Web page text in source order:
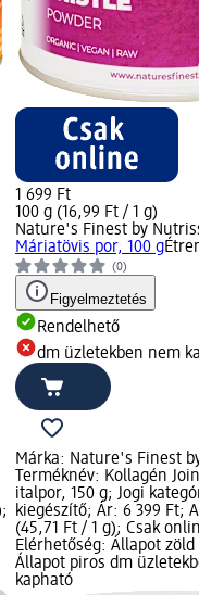
1 699 Ft
100 g (16,99 Ft / 1 g)
Nature's Finest by
Máriatövis por, 100 g
(0)
Figyelmeztetés
Rendelhető
dm üzletekben nem
Márka: Nature's Finest
Terméknév: Kollagén
italpor, 150 g; Jogi
kiegészítő; Ár: 6 399 Ft;
(45,71 Ft / 1 g); Csak
Elérhetőség: Állapot
Állapot piros dm
kapható